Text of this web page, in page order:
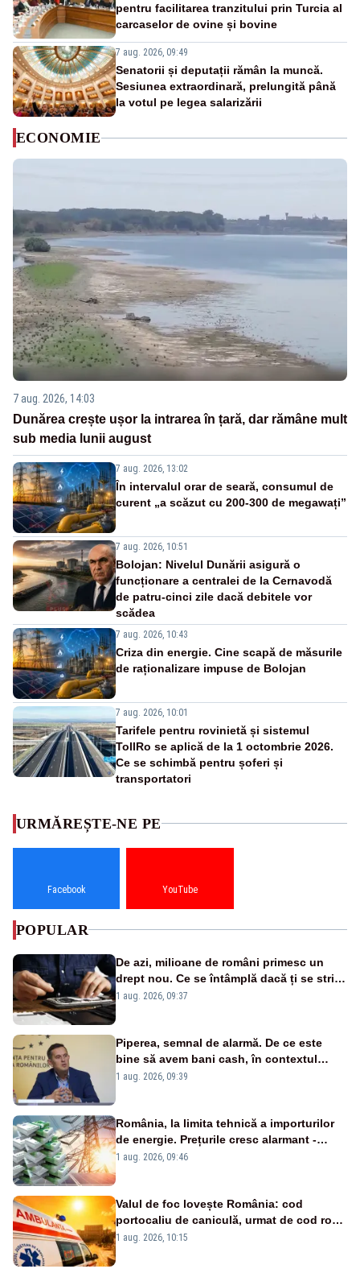
pentru facilitarea tranzitului prin Turcia al
carcaselor de ovine și bovine
7 aug. 2026, 09:49
Senatorii și deputații rămân la muncă.
Sesiunea extraordinară, prelungită până
la votul pe legea salarizării
ECONOMIE
7 aug. 2026, 14:03
Dunărea crește ușor la intrarea în țară, dar rămâne mult
sub media lunii august
7 aug. 2026, 13:02
În intervalul orar de seară, consumul de
curent „a scăzut cu 200-300 de megawați”
7 aug. 2026, 10:51
Bolojan: Nivelul Dunării asigură o
funcționare a centralei de la Cernavodă
de patru-cinci zile dacă debitele vor
scădea
7 aug. 2026, 10:43
Criza din energie. Cine scapă de măsurile
de raționalizare impuse de Bolojan
7 aug. 2026, 10:01
Tarifele pentru rovinietă și sistemul
TollRo se aplică de la 1 octombrie 2026.
Ce se schimbă pentru șoferi și
transportatori
URMĂREȘTE-NE PE
Facebook YouTube
POPULAR
De azi, milioane de români primesc un
drept nou. Ce se întâmplă dacă ți se strică
un produs
1 aug. 2026, 09:37
Piperea, semnal de alarmă. De ce este
bine să avem bani cash, în contextul
alertei energetice?
1 aug. 2026, 09:39
România, la limita tehnică a importurilor
de energie. Prețurile cresc alarmant -
Analiză Realitatea Plus
1 aug. 2026, 09:46
Valul de foc lovește România: cod
portocaliu de caniculă, urmat de cod roșu
duminică. Temperaturile urcă spre 40°C
1 aug. 2026, 10:15